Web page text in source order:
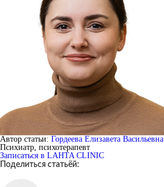
Автор статьи: Гордеева Елизавета Васильевна
Психиатр, психотерапевт
Записаться в LAHTA CLINIC
Поделиться статьёй: